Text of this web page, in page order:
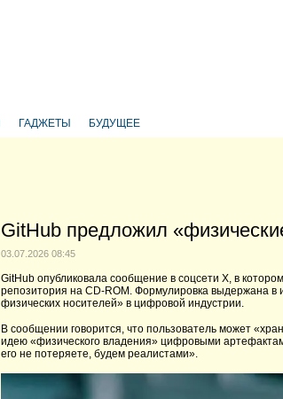
ГАДЖЕТЫ БУДУЩЕЕ
GitHub предложил
03.07.2026 08:45
GitHub опубликовала сообщение в соцсети X, в
репозитория на CD-ROM. Формулировка выдержана в
физических носителей» в цифровой индустрии.
В сообщении говорится, что пользователь может
идею «физического владения» цифровыми
его не потеряете, будем реалистами».